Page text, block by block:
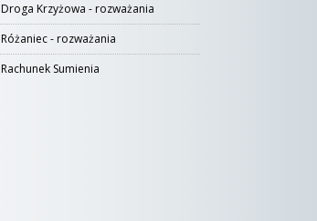
Droga Krzyżowa - rozważania
Różaniec - rozważania
Rachunek Sumienia